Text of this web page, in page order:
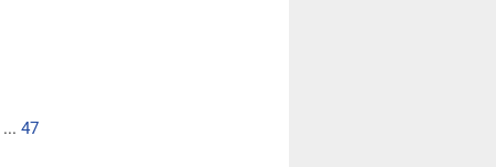
... 47